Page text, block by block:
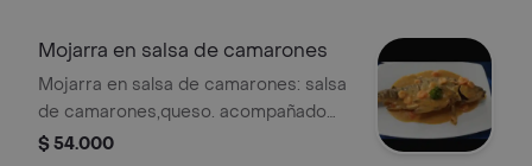
Mojarra en salsa de camarones
Mojarra en salsa de camarones: salsa
de camarones,queso. acompañado
de sancocho de pescado arroz
$ 54.000